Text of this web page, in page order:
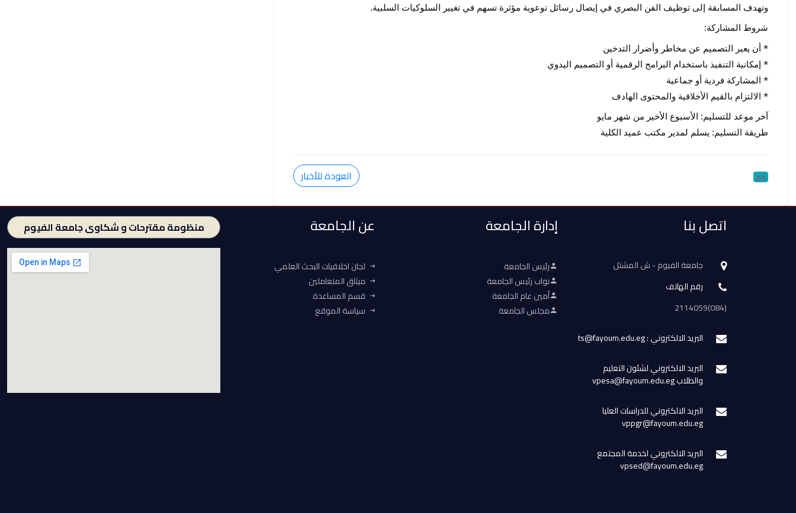
وتهدف المسابقة إلى توظيف الفن البصري في إيصال رسائل توعوية مؤثرة تسهم في تغيير السلوكيات السلبية.
شروط المشاركة:
* أن يعبر التصميم عن مخاطر وأضرار التدخين
* إمكانية التنفيذ باستخدام البرامج الرقمية أو التصميم اليدوي
* المشاركة فردية أو جماعية
* الالتزام بالقيم الأخلاقية والمحتوى الهادف
آخر موعد للتسليم: الأسبوع الأخير من شهر مايو
طريقة التسليم: يسلم لمدير مكتب عميد الكلية
خبر العودة للأخبار
اتصل بنا
جامعة الفيوم - ش المشتل
رقم الهاتف
(084)2114059
البريد الالكتروني : ts@fayoum.edu.eg
البريد الالكتروني لشئون التعليم
والطلاب vpesa@fayoum.edu.eg
البريد الالكتروني للدراسات العليا
vppgr@fayoum.edu.eg
البريد الالكتروني لخدمة المجتمع
vpsed@fayoum.edu.eg
إدارة الجامعة
رئيس الجامعة
نواب رئيس الجامعة
أمين عام الجامعة
مجلس الجامعة
عن الجامعة
لجان اخلاقيات البحث العلمي
ميثاق المتعاملين
قسم المساعدة
سياسة الموقع
منظومة مقترحات و شكاوى جامعة الفيوم